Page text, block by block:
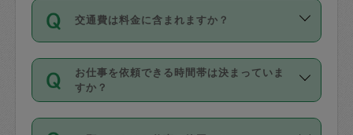
を行う際にご入力ください。プロフィー
ル登録時にはご入力いただかなくても大
丈夫です。
デビットカード・プリペイドカード（Vプ
リカ、au WALLETなど）は支払にはご利
依頼には「スポット」と「定期（毎週｜
隔週）」があり、「定期」の依頼は「ス
ポット」よりお得な料金でご利用できま
す。
定期の最低利用回数は設けていない代わ
りに、一定数を超えたキャンセルは有償
交通費は料金に含まれますか？
交通費は依頼料金とは別途発生し、依頼
料金のご請求と合わせてお支払いとなり
ます。交通費の金額は「依頼の詳細」に
お仕事を依頼できる時間帯は決まっていま
すか？
時間帯は3種類あります。いずれも１回あ